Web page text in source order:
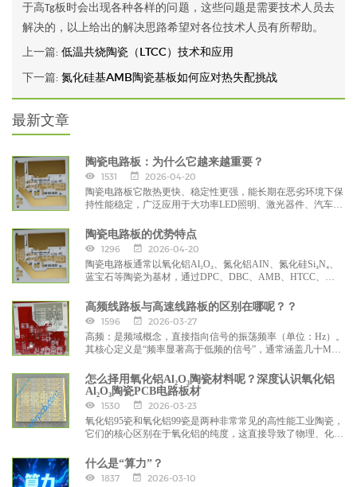
于高Tg板时会出现各种各样的问题，这些问题是需要技术人员去
解决的，以上给出的解决思路希望对各位技术人员有所帮助。
上一篇: 低温共烧陶瓷（LTCC）技术和应用
下一篇: 氮化硅基AMB陶瓷基板如何应对热失配挑战
最新文章
陶瓷电路板：为什么它越来越重要？
1531
2026-04-20
陶瓷电路板它散热更快、稳定性更强，能长期在恶劣环境下保
持性能稳定，广泛应用于大功率LED照明、激光器件、汽车电
块、微波器件、高频大功率、电力、机械等领域。
陶瓷电路板的优势特点
1296
2026-04-20
陶瓷电路板通常以氧化铝Al₂O₃、氮化铝AIN、氮化硅Si₃N₄、
蓝宝石等陶瓷为基材，通过DPC、DBC、AMB、HTCC、
率、高硬度、耐高温、绝缘性好、低介电损耗、热膨胀系数等
特点。
高频线路板与高速线路板的区别在哪呢？？
1596
2026-03-27
高频：是频域概念，直接指向信号的振荡频率（单位：Hz）。
其核心定义是“频率显著高于低频的信号”，通常涵盖几十MHz
28GHz、车载毫米波雷达77GHz）。高频信号的本质是正弦
波，关注的是“信号本身的频率高低”。
怎么择用氧化铝Al₂O₃陶瓷材料呢？深度认识氧化铝
Al₂O₃陶瓷PCB电路板材
1530
2026-03-23
氧化铝95瓷和氧化铝99瓷是两种非常常见的高性能工业陶瓷，
它们的核心区别在于氧化铝的纯度，这直接导致了物理、化
什么是“算力”？
1837
2026-03-10